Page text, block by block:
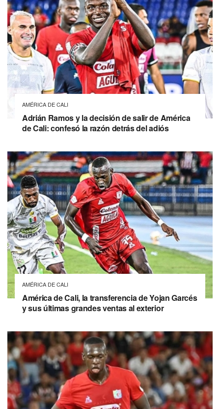
AMÉRICA DE CALI
Adrián Ramos y la decisión de salir de América
de Cali: confesó la razón detrás del adiós
AMÉRICA DE CALI
América de Cali, la transferencia de Yojan Garcés
y sus últimas grandes ventas al exterior